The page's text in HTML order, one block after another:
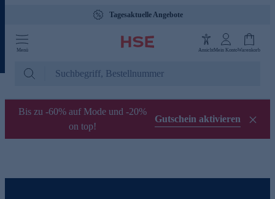
Tagesaktuelle Angebote
Menü AnsichtMein KontoWarenkorb
Bis zu -60% auf Mode und -20%
on top!
Gutschein aktivieren